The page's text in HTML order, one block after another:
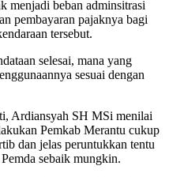
menjadi beban adminsitrasi
pembayaran pajaknya bagi
tersebut.
selesai, mana yang
sesuai dengan
Ardiansyah SH MSi menilai
Pemkab Merantu cukup
dan jelas peruntukkan tentu
sebaik mungkin.